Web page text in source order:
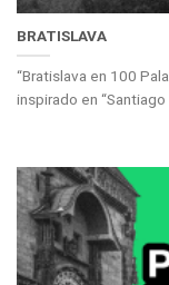
BRATISLAVA
“Bratislava en 100
inspirado en “Santiago